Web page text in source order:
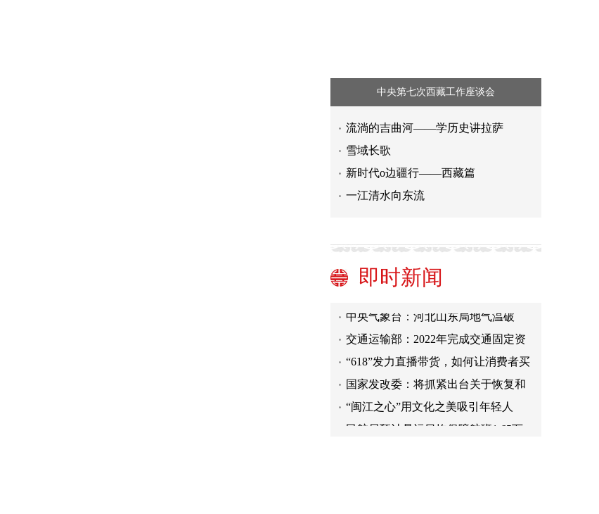
中央第七次西藏工作座谈会
流淌的吉曲河——学历史讲拉萨
雪域长歌
新时代o边疆行——西藏篇
一江清水向东流
即时新闻
多地发布：放假通知！
40℃ 南方梅雨姗姗来迟
交通运输部：2022年完成交通固定资
产投资38545亿元
“618”发力直播带货，如何让消费者买
得更放心？
国家发改委：将抓紧出台关于恢复和
扩大消费的政策文件
“闽江之心”用文化之美吸引年轻人
民航局预计暑运日均保障航班1.65万